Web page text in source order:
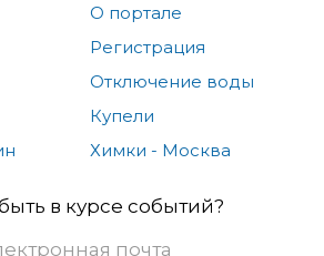
О портале
Регистрация
Отключение воды
Купели
Химки - Москва
в курсе событий?